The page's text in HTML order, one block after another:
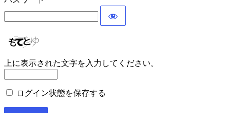
上に表示された文字を入力してください。
ログイン状態を保存する